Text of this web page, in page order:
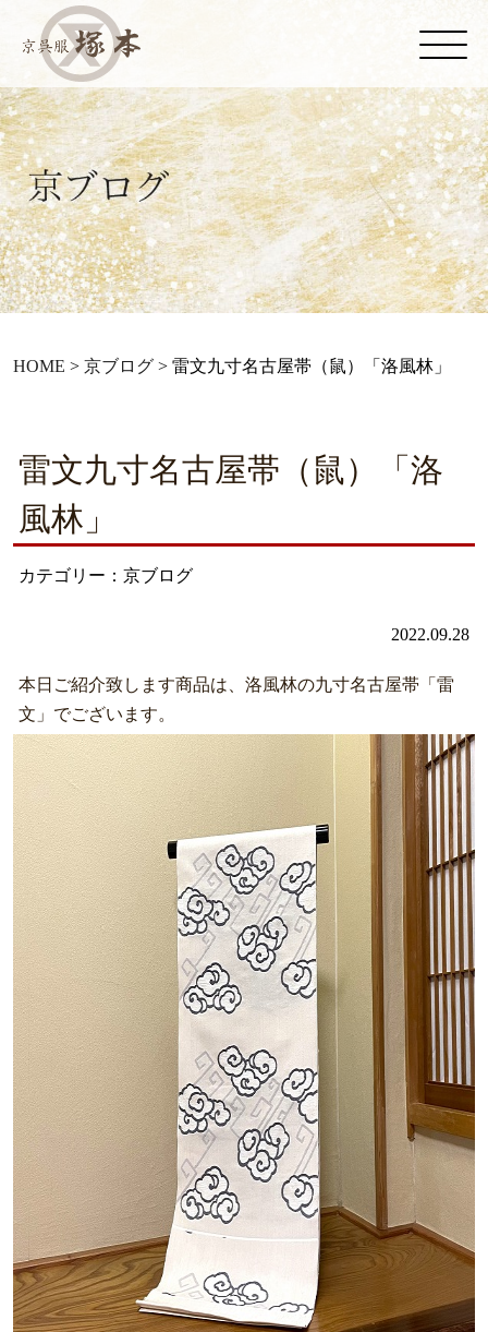
HOME > 京ブログ> 雷文九寸名古屋帯（鼠）「洛風林」
雷文九寸名古屋帯（鼠）「洛
風林」
カテゴリー：京ブログ
2022.09.28
本日ご紹介致します商品は、洛風林の九寸名古屋帯「雷
文」でございます。